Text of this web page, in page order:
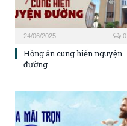
24/06/2025 0
Hồng ân cung hiến nguyện
đường